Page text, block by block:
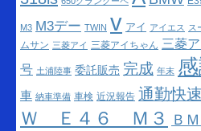
M3 M3デー TWIN v アイ アイエス ス
ムサン 三菱アイ 三菱アイちゃん 三菱
号 土浦陸事 委託販売 完成 年末
車 納車準備 車検 近況報告 通勤快
Ｗ Ｅ４６ Ｍ３
Ｂ